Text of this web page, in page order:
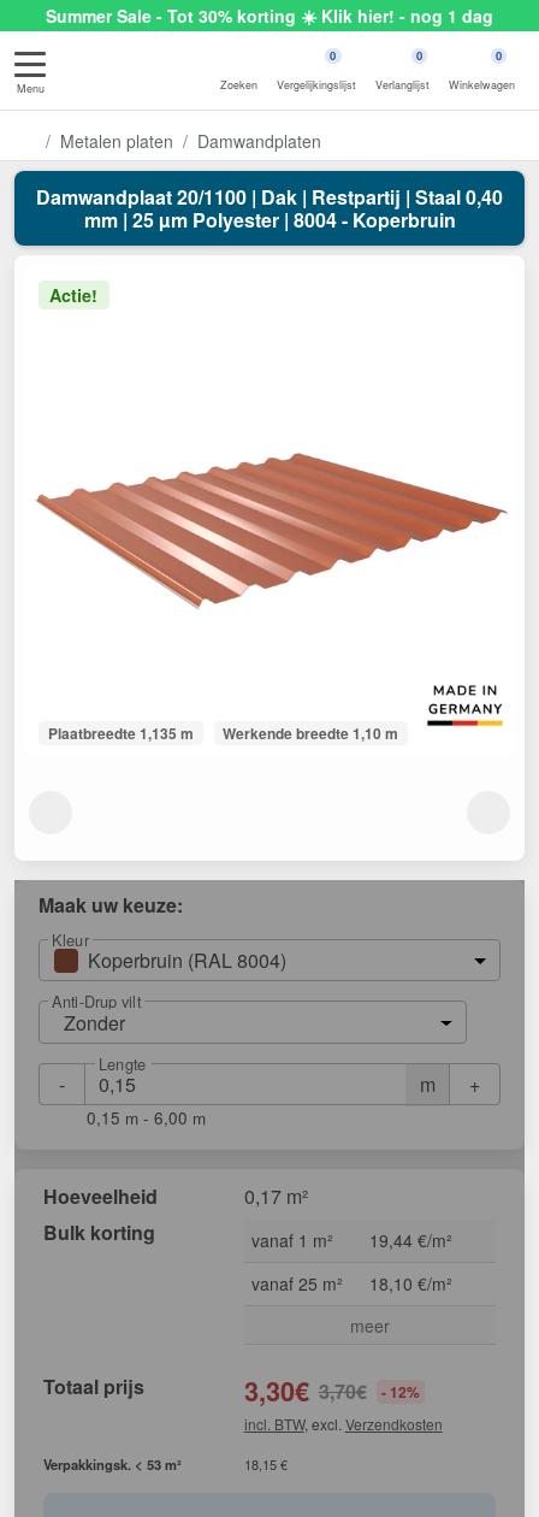
Summer Sale - Tot 30% korting ☀️ Klik hier! - nog 1 dag
Menu Zoeken
0
Vergelijkingslijst
0
Verlanglijst
0
Winkelwagen
Metalen platen Damwandplaten
Damwandplaat 20/1100 | Dak | Restpartij | Staal 0,40
mm | 25 µm Polyester | 8004 - Koperbruin
Actie!
Plaatbreedte 1,135 m Werkende breedte 1,10 m
Maak uw keuze:
Kleur
Koperbruin (RAL 8004)
Anti-Drup vilt
Zonder
- m
Lengte
+
0,15 m - 6,00 m
Hoeveelheid
0,17 m²
Bulk korting
vanaf 1 m²
19,44 €/m²
vanaf 25 m²
18,10 €/m²
meer
Totaal prijs 3,30€ 3,70€ - 12%
incl. BTW, excl. Verzendkosten
Verpakkingsk. < 53 m² 18,15 €